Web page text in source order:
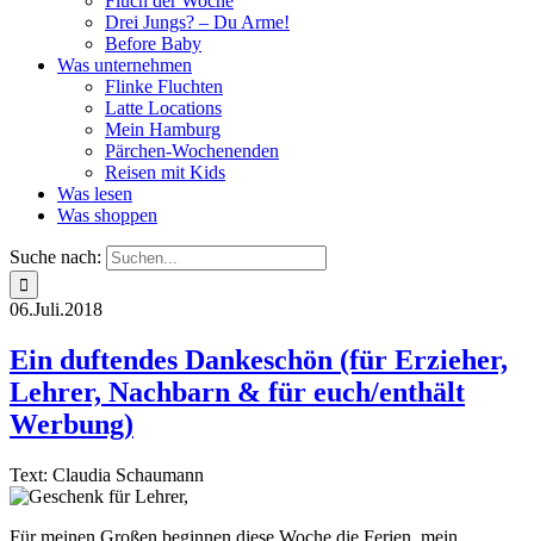
Drei Jungs? – Du Arme!
Before Baby
Was unternehmen
Flinke Fluchten
Latte Locations
Mein Hamburg
Pärchen-Wochenenden
Reisen mit Kids
Was lesen
Was shoppen
Suche nach:
06.Juli.2018
Ein duftendes Dankeschön (für Erzieher,
Lehrer, Nachbarn & für euch/enthält
Werbung)
Text: Claudia Schaumann
Für meinen Großen beginnen diese Woche die Ferien, mein